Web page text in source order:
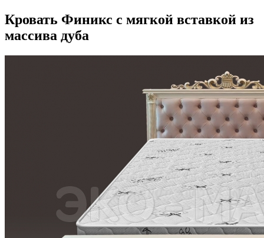
Кровать Финикс с мягкой вставкой из
массива дуба